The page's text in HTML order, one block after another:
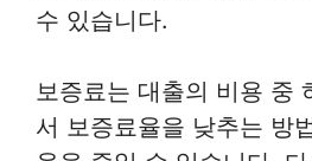
수 있습니다.
보증료는 대출의 비용 중
서 보증료율을 낮추는 방